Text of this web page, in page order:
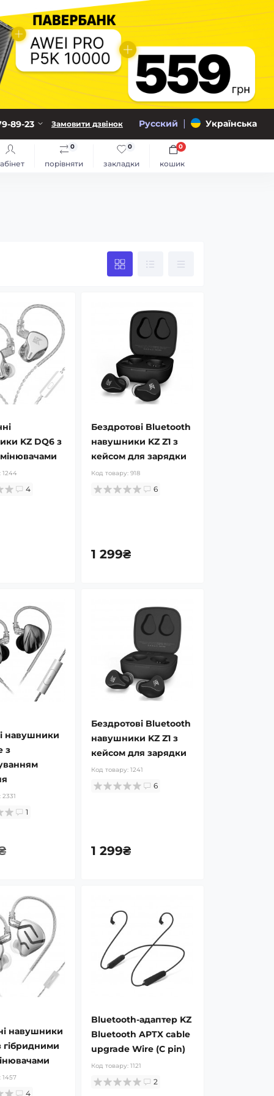
89-23 Замовити дзвінок Русский | Українська
порівняти
0
закладки
0
кошик
0
KZ DQ6 з
1244
4
Бездротові Bluetooth
навушники KZ Z1 з
кейсом для зарядки
Код товару:918
6
1 299₴
навушники
з
2331
1
Бездротові Bluetooth
навушники KZ Z1 з
кейсом для зарядки
Код товару:1241
6
1 299₴
навушники
гібридними
1457
4
Bluetooth-адаптер KZ
Bluetooth APTX cable
upgrade Wire (C pin)
Код товару:1121
2